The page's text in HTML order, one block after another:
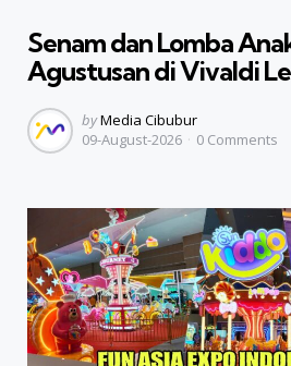
Senam dan Lomba
Agustusan di Vivaldi
Posted
by
byMedia Cibubur
09-August-2026
0 Comments